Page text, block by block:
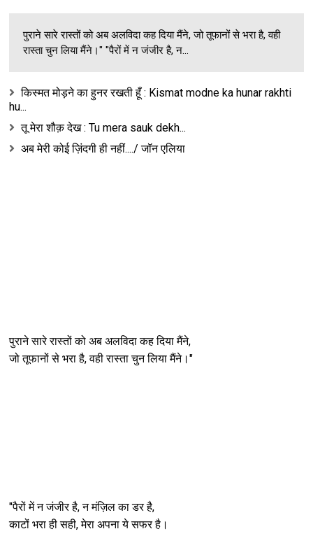
पुराने सारे रास्तों को अब अलविदा कह दिया मैंने, जो तूफानों से भरा है, वही
रास्ता चुन लिया मैंने।" "पैरों में न जंजीर है, न...
किस्मत मोड़ने का हुनर रखती हूँ : Kismat modne ka hunar rakhti
hu...
तू मेरा शौक़ देख : Tu mera sauk dekh...
अब मेरी कोई ज़िंदगी ही नहीं..../ जॉन एलिया
पुराने सारे रास्तों को अब अलविदा कह दिया मैंने,
जो तूफानों से भरा है, वही रास्ता चुन लिया मैंने।"
"पैरों में न जंजीर है, न मंज़िल का डर है,
काटों भरा ही सही, मेरा अपना ये सफर है।